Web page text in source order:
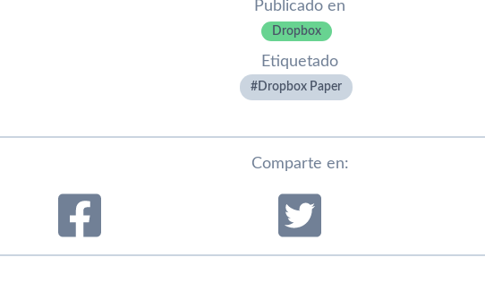
Publicado en
Dropbox
Etiquetado
Dropbox Paper
Comparte en: